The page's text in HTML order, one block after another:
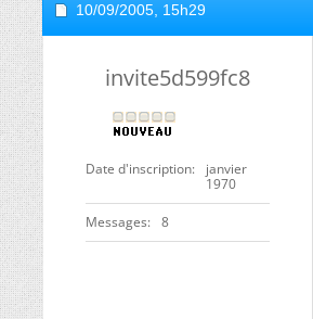
10/09/2005, 15h29
invite5d599fc8
Date d'inscription
janvier
1970
Messages 8